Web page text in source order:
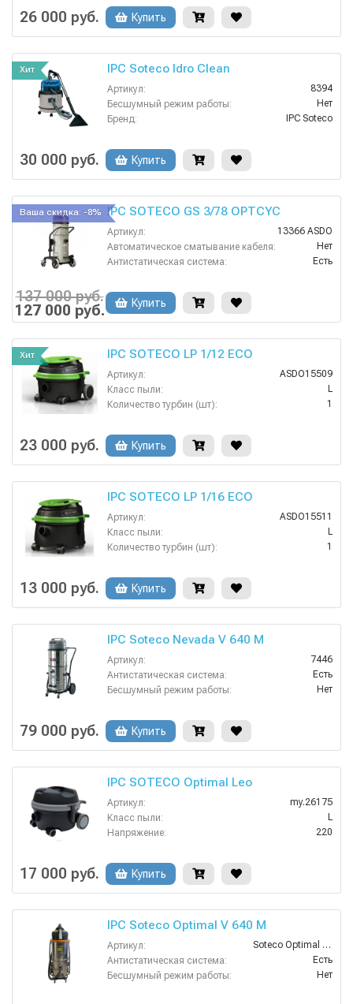
Всасывающий шланг (м):
Давление разбрызгивания (бар):
26 000 руб. Купить
Хит IPC Soteco Idro Clean
Артикул:
8394
Бесшумный режим работы:
Нет
Бренд:
IPC Soteco
Всасывающий шланг (м):
Давление разбрызгивания (бар):
30 000 руб. Купить
Ваша скидка: -8% IPC SOTECO GS 3/78 OPTCYC
Артикул:
13366 ASDO
Автоматическое сматывание кабеля:
Нет
Антистатическая система:
Есть
Бренд:
Взрывозащищенное исполнение:
137 000 руб.
127 000 руб. Купить
Хит IPC SOTECO LP 1/12 ECO
Артикул:
ASDO15509
Класс пыли:
L
Количество турбин (шт):
1
HEPA фильтр в комплекте:
Возможность подключения электрощетки:
23 000 руб. Купить
IPC SOTECO LP 1/16 ECO
Артикул:
ASDO15511
Класс пыли:
L
Количество турбин (шт):
1
HEPA фильтр в комплекте:
Возможность подключения электрощетки:
13 000 руб. Купить
IPC Soteco Nevada V 640 M
Артикул:
7446
Антистатическая система:
Есть
Бесшумный режим работы:
Нет
Взрывозащищенное исполнение:
Возможность сбора жидкой грязи:
79 000 руб. Купить
IPC SOTECO Optimal Leo
Артикул:
my.26175
Класс пыли:
L
Напряжение:
220
Возможность подключения электрощетки:
Габариты:
17 000 руб. Купить
IPC Soteco Optimal V 640 M
Артикул:
Soteco Optimal V640 M
Антистатическая система:
Есть
Бесшумный режим работы:
Нет